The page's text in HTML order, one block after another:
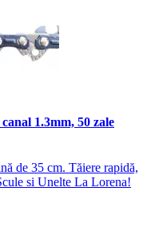
1.3mm, 50 zale
de 35 cm. Tăiere rapidă,
si Unelte La Lorena!